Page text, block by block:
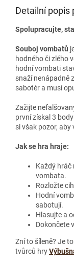
Detailní popis
Spolupracujte,
Souboj vombatů
hodného či zlého
hodní vombati
snaží nenápadně
sabotér a musí
Zažijte
první získal 3
si však pozor,
Jak se hra hraje:
Každý hráč
vombata.
Rozložte
Hodní
sabotují.
Hlasujte a
Dokončete
Zní to šíleně? Je
tvůrců hry